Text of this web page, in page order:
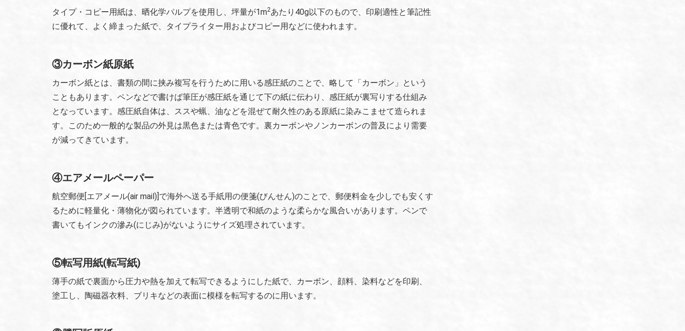
タイプ・コピー用紙は、晒化学パルプを使用し、坪量が1m2あたり40g以下のもので、印刷適性と筆記性
に優れて、よく締まった紙で、タイプライター用およびコピー用などに使われます。
③カーボン紙原紙
カーボン紙とは、書類の間に挟み複写を行うために用いる感圧紙のことで、略して「カーボン」という
こともあります。ペンなどで書けば筆圧が感圧紙を通じて下の紙に伝わり、感圧紙が裏写りする仕組み
となっています。感圧紙自体は、ススや蝋、油などを混ぜて耐久性のある原紙に染みこませて造られま
す。このため一般的な製品の外見は黒色または青色です。裏カーボンやノンカーボンの普及により需要
が減ってきています。
④エアメールペーパー
航空郵便[エアメール(air mail)]で海外へ送る手紙用の便箋(びんせん)のことで、郵便料金を少しでも安くす
るために軽量化・薄物化が図られています。半透明で和紙のような柔らかな風合いがあります。ペンで
書いてもインクの滲み(にじみ)がないようにサイズ処理されています。
⑤転写用紙(転写紙)
薄手の紙で裏面から圧力や熱を加えて転写できるようにした紙で、カーボン、顔料、染料などを印刷、
塗工し、陶磁器衣料、ブリキなどの表面に模様を転写するのに用います。